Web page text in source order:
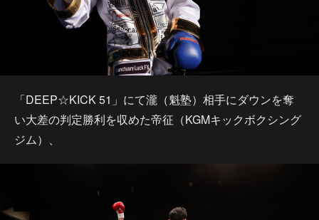
「DEEP☆KICK 51」にて瀧（魁塾）相手にダウンを奪
い大差の判定勝利を収めた帝征（KGMキックボクシング
ジム）、